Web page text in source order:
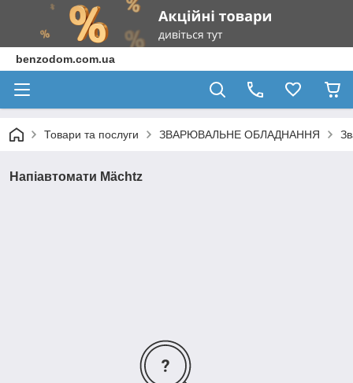
benzodom.com.ua
Товари та послуги ЗВАРЮВАЛЬНЕ ОБЛАДНАННЯ
Напіавтомати Mächtz